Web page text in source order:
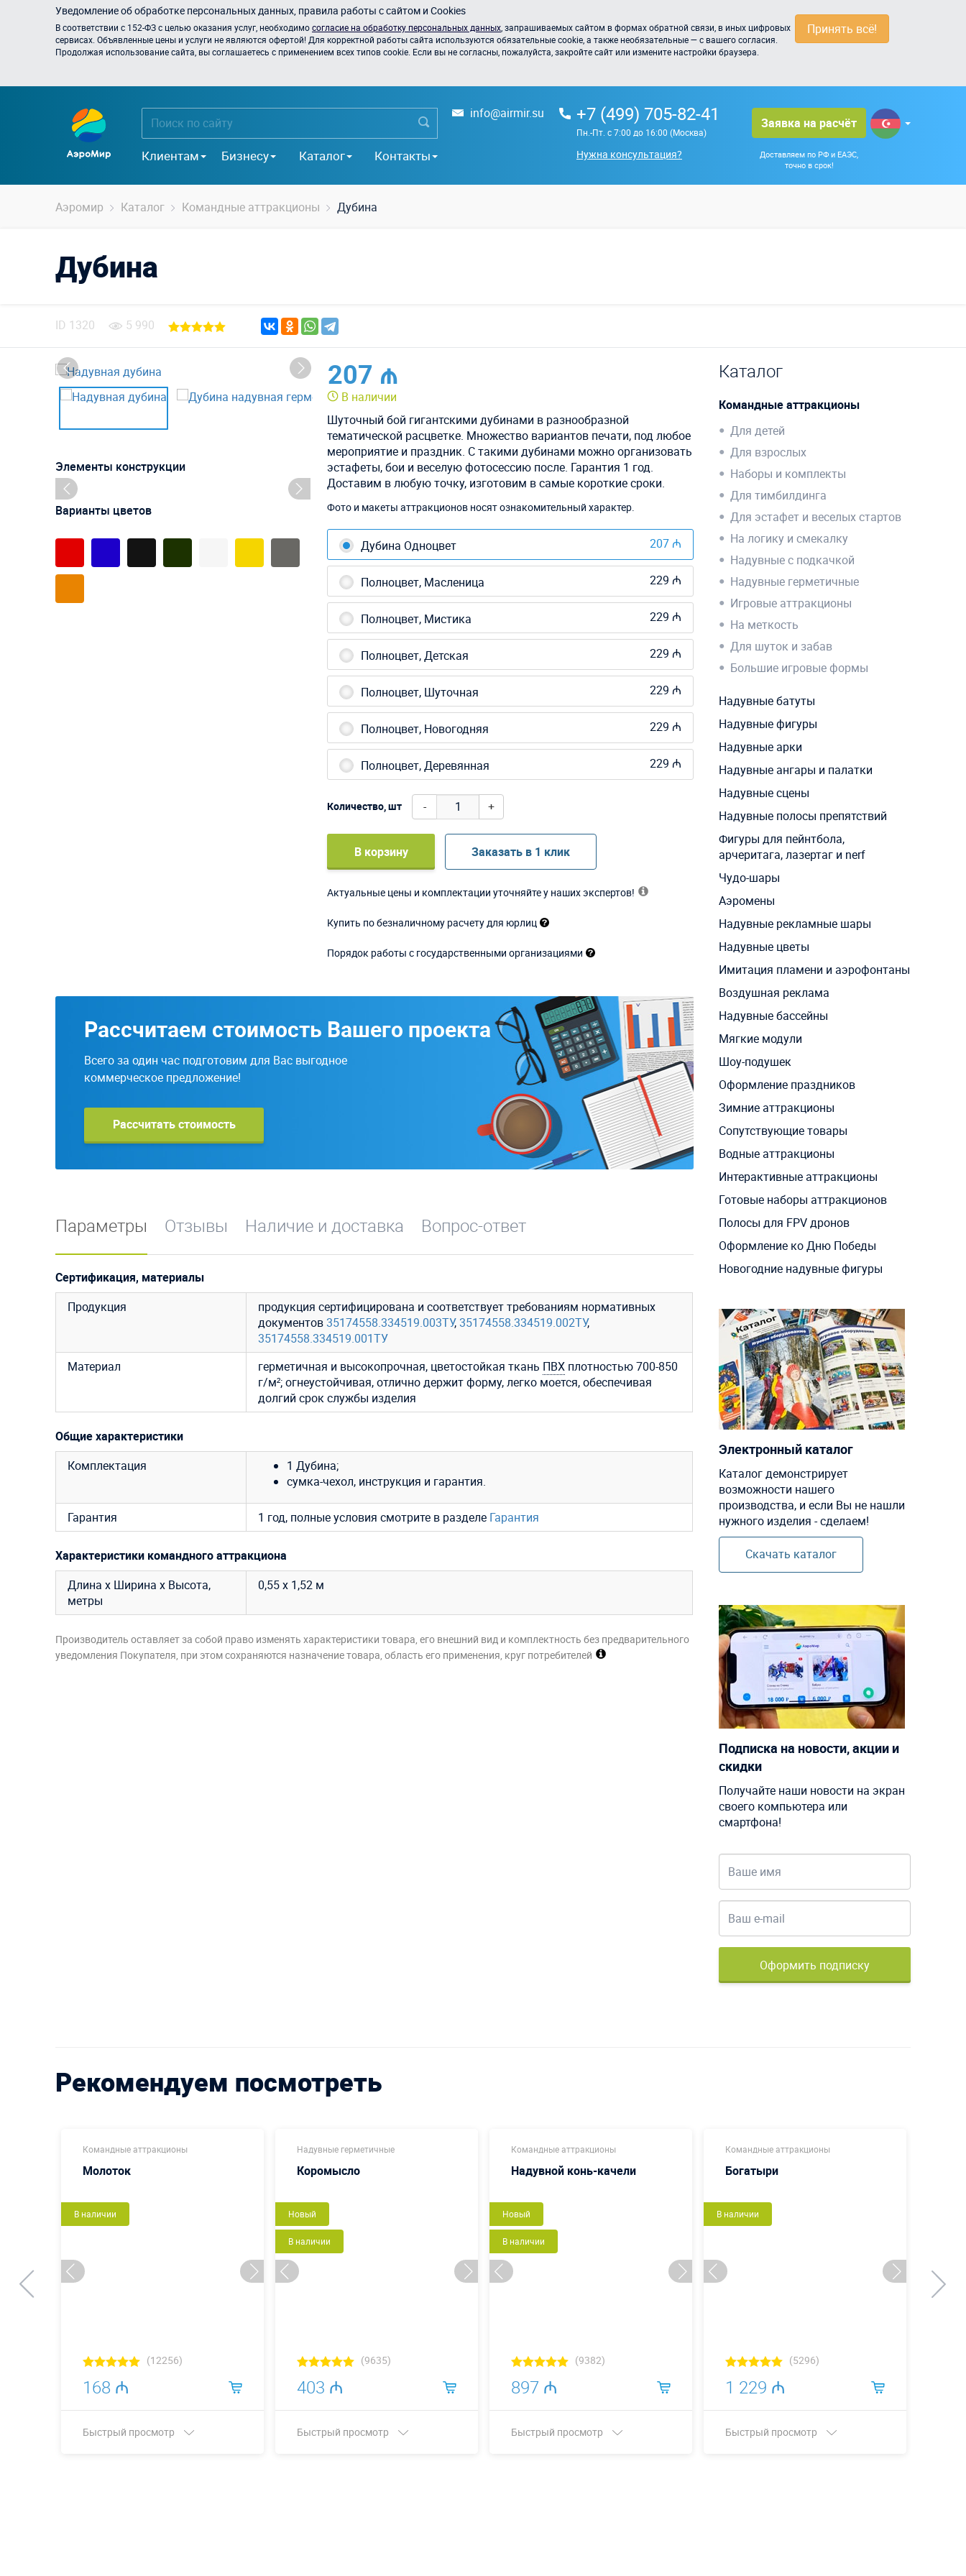
Принять всё!
Уведомление об обработке персональных данных, правила работы с сайтом и Cookies
В соответствии с 152-ФЗ с целью оказания услуг, необходимосогласие на обработку персональных данных , запрашиваемых сайтом в формах обратной связи, в иных цифровых
сервисах. Объявленные цены и услуги не являются офертой! Для корректной работы сайта используются обязательные cookie, а также необязательные — с вашего согласия.
Продолжая использование сайта, вы соглашаетесь с применением всех типов cookie. Если вы не согласны, пожалуйста, закройте сайт или измените настройки браузера.
Клиентам Бизнесу Каталог Контакты
info@airmir.su +7 (499) 705-82-41
Пн.-Пт. с 7:00 до 16:00 (Москва)
Нужна консультация?
Заявка на расчёт
Доставляем по РФ и ЕАЭС,
точно в срок!
Аэромир Каталог Командные аттракционы Дубина
Дубина
ID 1320 5 990
Элементы конструкции
Варианты цветов
207 ₼
В наличии
Шуточный бой гигантскими дубинами в разнообразной
тематической расцветке. Множество вариантов печати, под любое
мероприятие и праздник. С такими дубинами можно организовать
эстафеты, бои и веселую фотосессию после. Гарантия 1 год.
Доставим в любую точку, изготовим в самые короткие сроки.
Фото и макеты аттракционов носят ознакомительный характер.
Дубина Одноцвет 207 ₼
Полноцвет, Масленица 229 ₼
Полноцвет, Мистика 229 ₼
Полноцвет, Детская 229 ₼
Полноцвет, Шуточная 229 ₼
Полноцвет, Новогодняя 229 ₼
Полноцвет, Деревянная 229 ₼
Количество, шт - +
В корзину Заказать в 1 клик
Актуальные цены и комплектации уточняйте у наших экспертов!
Купить по безналичному расчету для юрлиц
Порядок работы с государственными организациями
Рассчитаем стоимость Вашего проекта
Всего за один час подготовим для Вас выгодное
коммерческое предложение!
Рассчитать стоимость
Параметры Отзывы Наличие и доставка Вопрос-ответ
Сертификация, материалы
Продукция
продукция сертифицирована и соответствует требованиям нормативных
документов35174558.334519.003ТУ,35174558.334519.002ТУ,
35174558.334519.001ТУ
Материал
герметичная и высокопрочная, цветостойкая ткань ПВХ плотностью 700-850
г/м²; огнеустойчивая, отлично держит форму, легко моется, обеспечивая
долгий срок службы изделия
Общие характеристики
Комплектация
1 Дубина;
сумка-чехол, инструкция и гарантия.
Гарантия 1 год, полные условия смотрите в разделе Гарантия
Характеристики командного аттракциона
Длина х Ширина х Высота,
метры
0,55 х 1,52 м
Производитель оставляет за собой право изменять характеристики товара, его внешний вид и комплектность без предварительного
уведомления Покупателя, при этом сохраняются назначение товара, область его применения, круг потребителей
Каталог
Командные аттракционы
Для детей
Для взрослых
Наборы и комплекты
Для тимбилдинга
Для эстафет и веселых стартов
На логику и смекалку
Надувные с подкачкой
Надувные герметичные
Игровые аттракционы
На меткость
Для шуток и забав
Большие игровые формы
Надувные батуты
Надувные фигуры
Надувные арки
Надувные ангары и палатки
Надувные сцены
Надувные полосы препятствий
Фигуры для пейнтбола,
арчеритага, лазертаг и nerf
Чудо-шары
Аэромены
Надувные рекламные шары
Надувные цветы
Имитация пламени и аэрофонтаны
Воздушная реклама
Надувные бассейны
Мягкие модули
Шоу-подушек
Оформление праздников
Зимние аттракционы
Сопутствующие товары
Водные аттракционы
Интерактивные аттракционы
Готовые наборы аттракционов
Полосы для FPV дронов
Оформление ко Дню Победы
Новогодние надувные фигуры
Электронный каталог
Каталог демонстрирует
возможности нашего
производства, и если Вы не нашли
нужного изделия - сделаем!
Скачать каталог
Подписка на новости, акции и
скидки
Получайте наши новости на экран
своего компьютера или
смартфона!
Оформить подписку
Рекомендуем посмотреть
Командные аттракционы
Молоток
В наличии
(12256)
168 ₼
Быстрый просмотр
Надувные герметичные
Коромысло
Новый
В наличии
(9635)
403 ₼
Быстрый просмотр
Командные аттракционы
Надувной конь-качели
Новый
В наличии
(9382)
897 ₼
Быстрый просмотр
Командные аттракционы
Богатыри
В наличии
(5296)
1 229 ₼
Быстрый просмотр